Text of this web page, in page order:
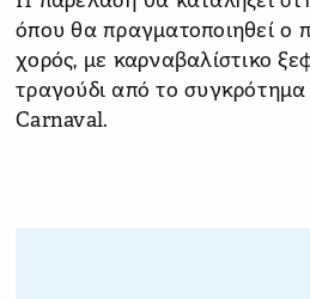
όπου θα πραγματοποιηθεί ο
χορός, με καρναβαλίστικο
τραγούδι από το
Carnaval.